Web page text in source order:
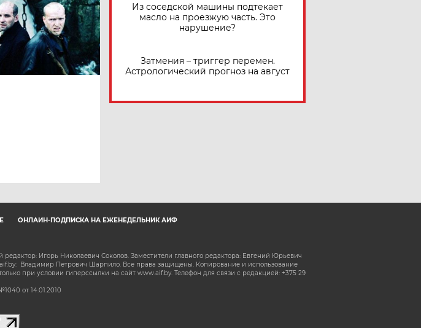
Из соседской машины подтекает
масло на проезжую часть. Это
нарушение?
Затмения – триггер перемен.
Астрологический прогноз на август
ОНЛАЙН-ПОДПИСКА НА ЕЖЕНЕДЕЛЬНИК АИФ
Игорь Николаевич Соколов. Заместители главного редактора: Евгений Юрьевич
Владимир Петрович Шарпило. Все права защищены. Копирование и использование
при условии гиперссылки на сайт www.aif.by. Телефон для связи с редакцией: +375 29
от 14.01.2010